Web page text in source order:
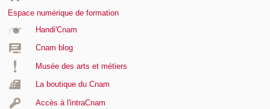
Espace numérique de formation
Handi'Cnam
Cnam blog
Musée des arts et métiers
La boutique du Cnam
Accès à l'intraCnam